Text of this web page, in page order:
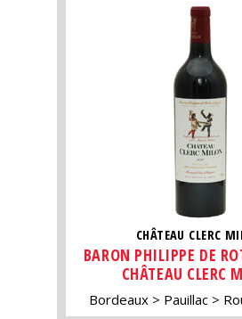
CHÂTEAU CLERC
BARON PHILIPPE DE
CHÂTEAU CLERC
Bordeaux Pauillac